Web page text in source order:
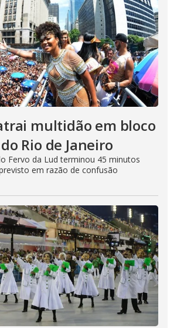
multidão em bloco
Rio de Janeiro
Fervo da Lud terminou 45 minutos
em razão de confusão